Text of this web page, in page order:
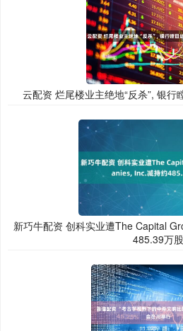
云配资 烂尾楼业主绝地“反杀”, 银行
新巧牛配资 创科实业遭The Capital
485.39万股